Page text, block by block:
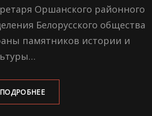
Оршанского районного
Белорусского общества
памятников истории и
ПОДРОБНЕЕМОГИЛЕВСКОЕ
ШОССЕ